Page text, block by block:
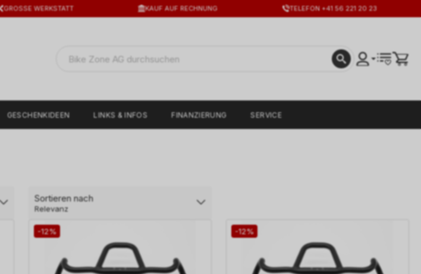
GROSSE WERKSTATT KAUF AUF RECHNUNG TELEFON +41 56 221 20 23
GESCHENKIDEEN LINKS & INFOS FINANZIERUNG SERVICE
Sortieren nach
Relevanz
-12% -12%